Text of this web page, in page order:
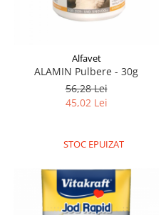
Alfavet
ALAMIN Pulbere - 30g
56,28 Lei
45,02 Lei
STOC EPUIZAT